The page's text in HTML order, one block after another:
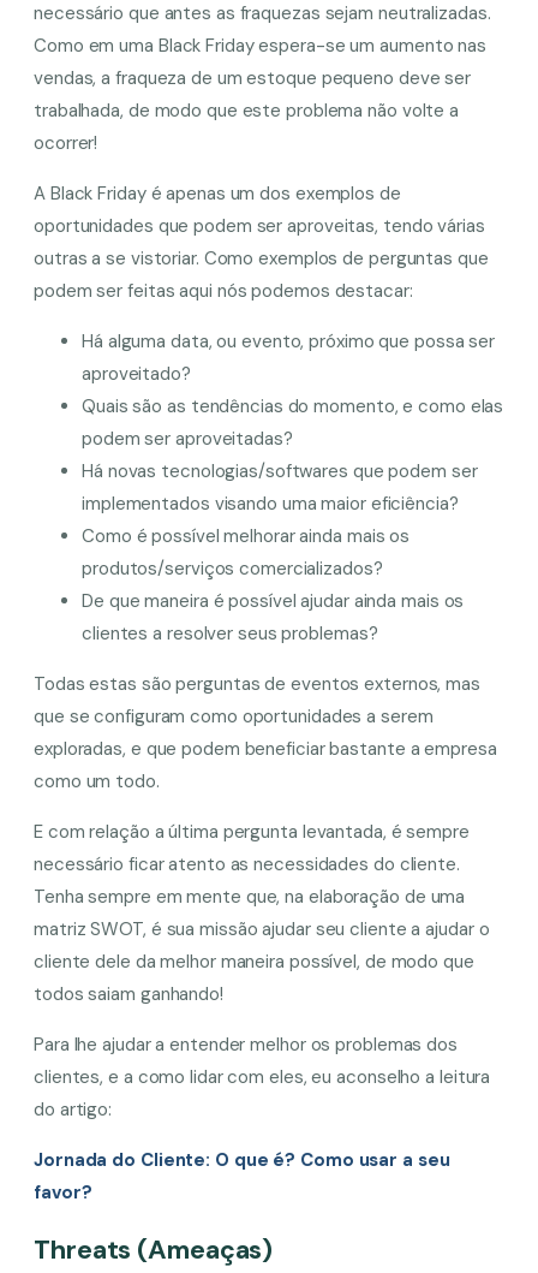
necessário que antes as fraquezas sejam neutralizadas.
Como em uma Black Friday espera-se um aumento nas
vendas, a fraqueza de um estoque pequeno deve ser
trabalhada, de modo que este problema não volte a
ocorrer!
A Black Friday é apenas um dos exemplos de
oportunidades que podem ser aproveitas, tendo várias
outras a se vistoriar. Como exemplos de perguntas que
podem ser feitas aqui nós podemos destacar:
Há alguma data, ou evento, próximo que possa ser
aproveitado?
Quais são as tendências do momento, e como elas
podem ser aproveitadas?
Há novas tecnologias/softwares que podem ser
implementados visando uma maior eficiência?
Como é possível melhorar ainda mais os
produtos/serviços comercializados?
De que maneira é possível ajudar ainda mais os
clientes a resolver seus problemas?
Todas estas são perguntas de eventos externos, mas
que se configuram como oportunidades a serem
exploradas, e que podem beneficiar bastante a empresa
como um todo.
E com relação a última pergunta levantada, é sempre
necessário ficar atento as necessidades do cliente.
Tenha sempre em mente que, na elaboração de uma
matriz SWOT, é sua missão ajudar seu cliente a ajudar o
cliente dele da melhor maneira possível, de modo que
todos saiam ganhando!
Para lhe ajudar a entender melhor os problemas dos
clientes, e a como lidar com eles, eu aconselho a leitura
do artigo:
Jornada do Cliente: O que é? Como usar a seu
favor?
Threats (Ameaças)